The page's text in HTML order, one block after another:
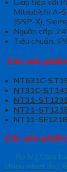
Mitsubishi A-
(SNP-X),
Nguồn cấp:
Tiêu chuẩn:
Các sản
NT631C-
NT31C-
NT31-
NT21-
NT11-
Các sản
Ro le | Cam
khien nhiet do |